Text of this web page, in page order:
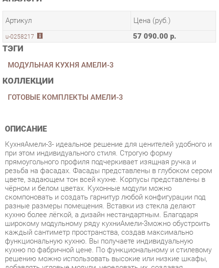
u-0258217 57 090.00 р.
ТЭГИ
МОДУЛЬНАЯ КУХНЯ АМЕЛИ-3
КОЛЛЕКЦИИ
ГОТОВЫЕ КОМПЛЕКТЫ АМЕЛИ-3
ОПИСАНИЕ
прямоугольного профиля подчеркивает изящная ручка и
резьба на фасадах. Фасады представлены в глубоком сером
цвете, задающем тон всей кухне. Корпусы представлены в
чёрном и белом цветах. Кухонные модули можно
скомпоновать и создать гарнитур любой конфигурации под
разные размеры помещения. Вставки из стекла делают
кухню более лёгкой, а дизайн нестандартным. Благодаря
широкому модульному ряду кухниАмели-3можно обустроить
каждый сантиметр пространства, создав максимально
функциональную кухню. Вы получаете индивидуальную
кухню по фабричной цене. По функциональному и стилевому
решению можно использовать высокие или низкие шкафы,
добавлять угловые модули, чередовать их, создавая
необычную композицию. Высокие шкафы - преимущество
коллекции, можно выстроить кухню почти до потолка -
удобно уложить на верхние полки редко используемые вещи.
Стиль - классический, итальянский.